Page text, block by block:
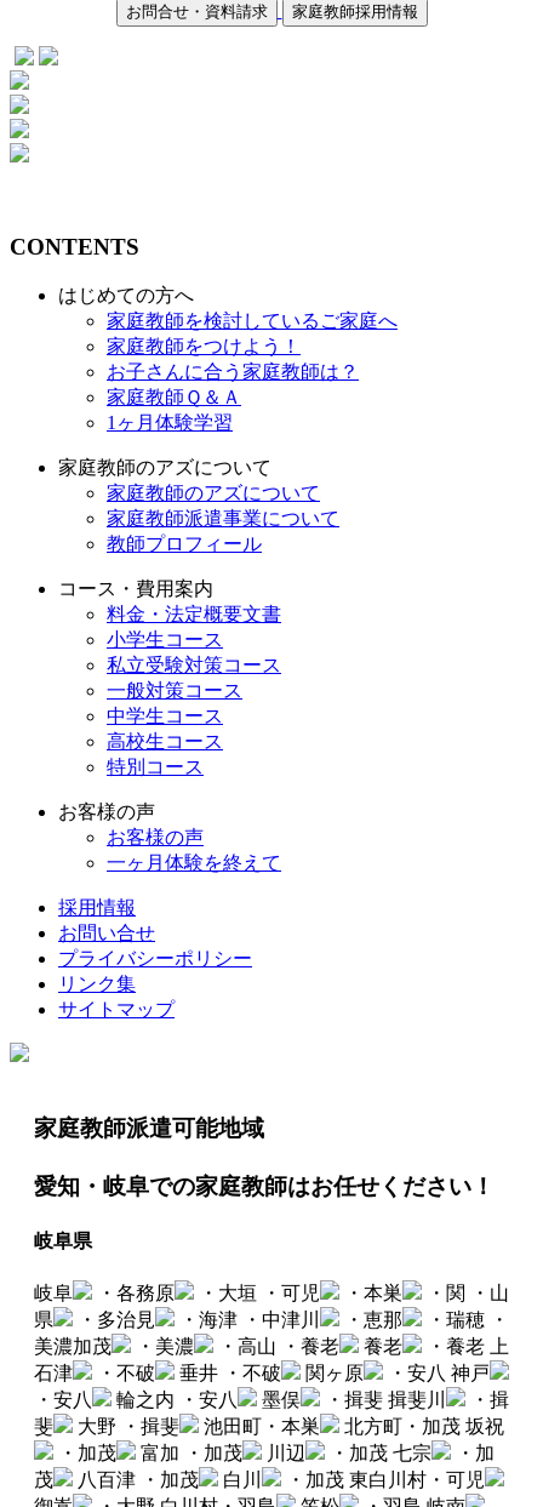
お問合せ・資料請求 家庭教師採用情報
CONTENTS
はじめての方へ
家庭教師を検討しているご家庭へ
家庭教師をつけよう！
お子さんに合う家庭教師は？
家庭教師Ｑ＆Ａ
1ヶ月体験学習
家庭教師のアズについて
家庭教師のアズについて
家庭教師派遣事業について
教師プロフィール
コース・費用案内
料金・法定概要文書
小学生コース
私立受験対策コース
一般対策コース
中学生コース
高校生コース
特別コース
お客様の声
お客様の声
一ヶ月体験を終えて
採用情報
お問い合せ
プライバシーポリシー
リンク集
サイトマップ
家庭教師派遣可能地域
愛知・岐阜での家庭教師はお任せください！
岐阜県
岐阜 ・各務原 ・大垣 ・可児 ・本巣 ・関
・山
県
・多治見 ・海津 ・中津川 ・恵那 ・瑞穂 ・
美濃加茂
・美濃 ・高山 ・養老 養老 ・養老 上
石津
・不破 垂井 ・不破 関ヶ原 ・安八 神戸
・安八
輪之内 ・安八 墨俣 ・揖斐 揖斐川
・揖
斐
大野 ・揖斐 池田町・本巣 北方町・加茂 坂祝
・加茂
富加 ・加茂 川辺 ・加茂 七宗
・加
茂
八百津 ・加茂 白川 ・加茂 東白川村・可児